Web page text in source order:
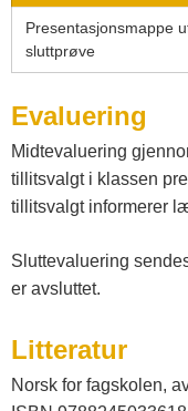
Presentasjonsmappe
sluttprøve
Evaluering
Midtevaluering
tillitsvalgt i klassen
tillitsvalgt informerer
Sluttevaluering
er avsluttet.
Litteratur
Norsk for fagskolen,